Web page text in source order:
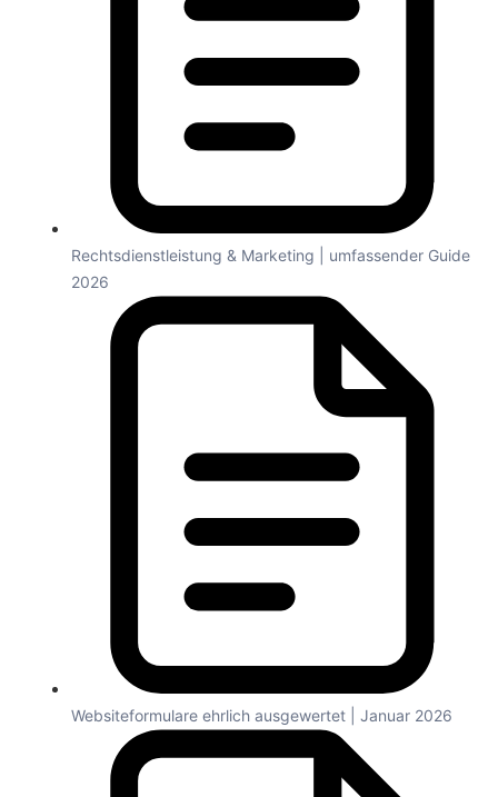
Rechtsdienstleistung & Marketing | umfassender Guide
2026
Websiteformulare ehrlich ausgewertet | Januar 2026